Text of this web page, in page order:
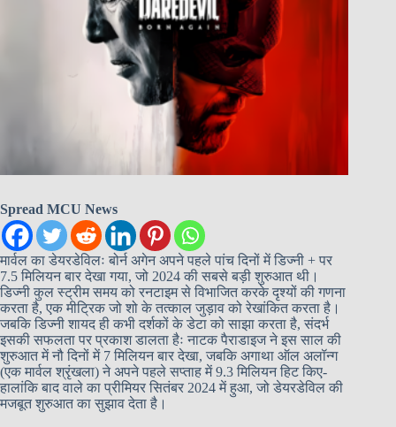
Spread MCU News
मार्वल का डेयरडेविलः बोर्न अगेन अपने पहले पांच दिनों में डिज्नी + पर
7.5 मिलियन बार देखा गया, जो 2024 की सबसे बड़ी शुरुआत थी।
डिज्नी कुल स्ट्रीम समय को रनटाइम से विभाजित करके दृश्यों की गणना
करता है, एक मीट्रिक जो शो के तत्काल जुड़ाव को रेखांकित करता है।
जबकि डिज्नी शायद ही कभी दर्शकों के डेटा को साझा करता है, संदर्भ
इसकी सफलता पर प्रकाश डालता हैः नाटक पैराडाइज ने इस साल की
शुरुआत में नौ दिनों में 7 मिलियन बार देखा, जबकि अगाथा ऑल अलॉन्ग
(एक मार्वल श्रृंखला) ने अपने पहले सप्ताह में 9.3 मिलियन हिट किए-
हालांकि बाद वाले का प्रीमियर सितंबर 2024 में हुआ, जो डेयरडेविल की
मजबूत शुरुआत का सुझाव देता है।